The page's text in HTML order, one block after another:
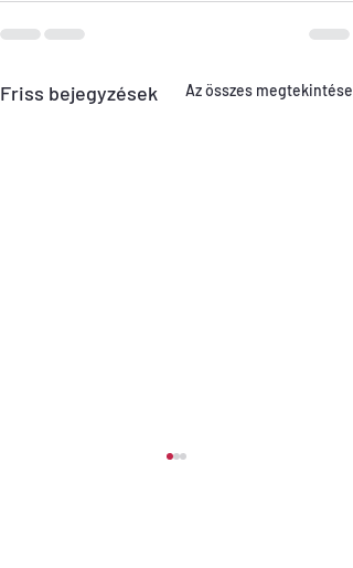
Friss bejegyzések Az összes megtekintése